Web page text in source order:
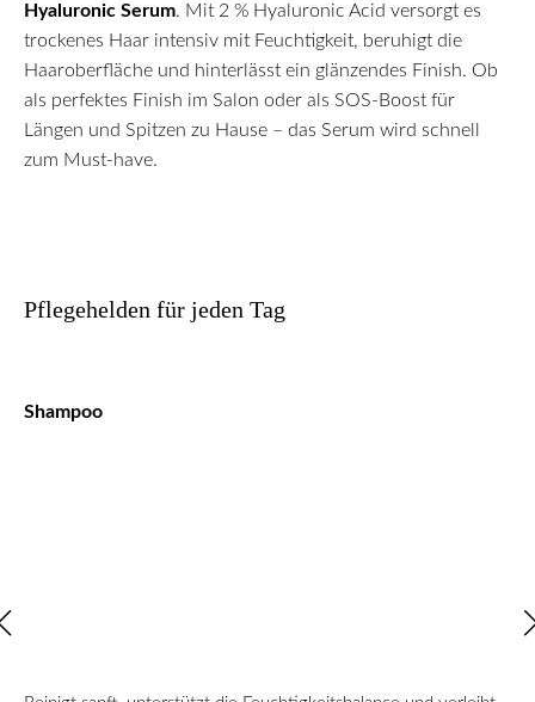
Hyaluronic Serum. Mit 2 % Hyaluronic Acid versorgt es
trockenes Haar intensiv mit Feuchtigkeit, beruhigt die
Haaroberfläche und hinterlässt ein glänzendes Finish. Ob
als perfektes Finish im Salon oder als SOS-Boost für
Längen und Spitzen zu Hause – das Serum wird schnell
zum Must-have.
Pflegehelden für jeden Tag
Shampoo